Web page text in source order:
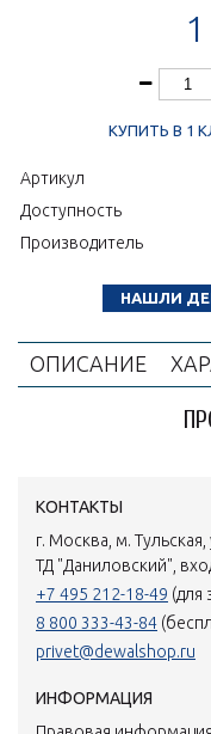
КУПИТЬ В 1
Артикул
Доступность
Производитель
НАШЛИ
ОПИСАНИЕ
КОНТАКТЫ
г. Москва, м.
ТД "Даниловский",
+7 495 212-18-49 (для
8 800 333-43-84
privet@dewalshop.ru
ИНФОРМАЦИЯ